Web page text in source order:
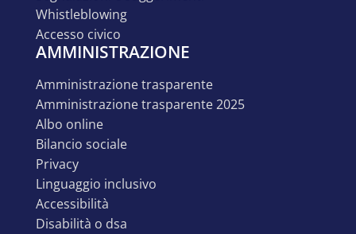
whistleblowing
accesso civico
AMMINISTRAZIONE
amministrazione trasparente
amministrazione trasparente 2025
albo online
bilancio sociale
privacy
linguaggio inclusivo
accessibilità
disabilità o dsa